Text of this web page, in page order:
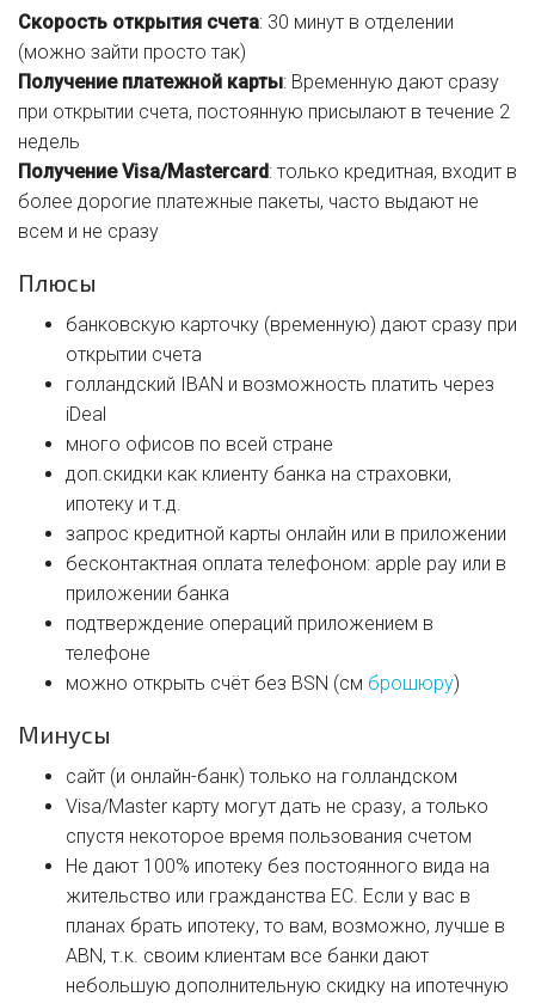
Скорость открытия счета: 30 минут в отделении
(можно зайти просто так)
Получение платежной карты: Временную дают сразу
при открытии счета, постоянную присылают в течение 2
недель
Получение Visa/Mastercard : только кредитная, входит в
более дорогие платежные пакеты, часто выдают не
всем и не сразу
Плюсы
банковскую карточку (временную) дают сразу при
открытии счета
голландский IBAN и возможность платить через
iDeal
много офисов по всей стране
доп.скидки как клиенту банка на страховки,
ипотеку и т.д.
запрос кредитной карты онлайн или в приложении
бесконтактная оплата телефоном: apple pay или в
приложении банка
подтверждение операций приложением в
телефоне
можно открыть счёт без BSN (см брошюру)
Минусы
сайт (и онлайн-банк) только на голландском
Visa/Master карту могут дать не сразу, а только
спустя некоторое время пользования счетом
Не дают 100% ипотеку без постоянного вида на
жительство или гражданства ЕС. Если у вас в
планах брать ипотеку, то вам, возможно, лучше в
ABN, т.к. своим клиентам все банки дают
небольшую дополнительную скидку на ипотечную